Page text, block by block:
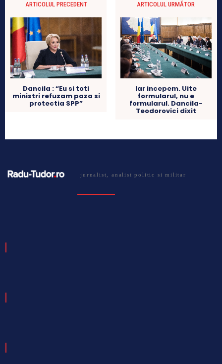
ARTICOLUL PRECEDENT
Dancila : “Eu si toti
ministri refuzam paza si
protectia SPP”
ARTICOLUL URMĂTOR
Iar incepem. Uite
formularul, nu e
formularul. Dancila-
Teodorovici dixit
jurnalist, analist politic si militar